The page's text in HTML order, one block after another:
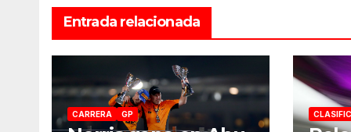
Entrada relacionada
CARRERA GP